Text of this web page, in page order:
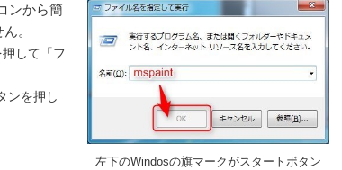
左下のWindosの旗マークがスタートボタン
ンから簡
。
して「フ
ンを押し